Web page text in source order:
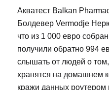
Акватест Balkan
Болдевер Vermodje
что из 1 000 евро
получили обратно 994
слышать от людей о
хранятся на домашнем
кражи данных